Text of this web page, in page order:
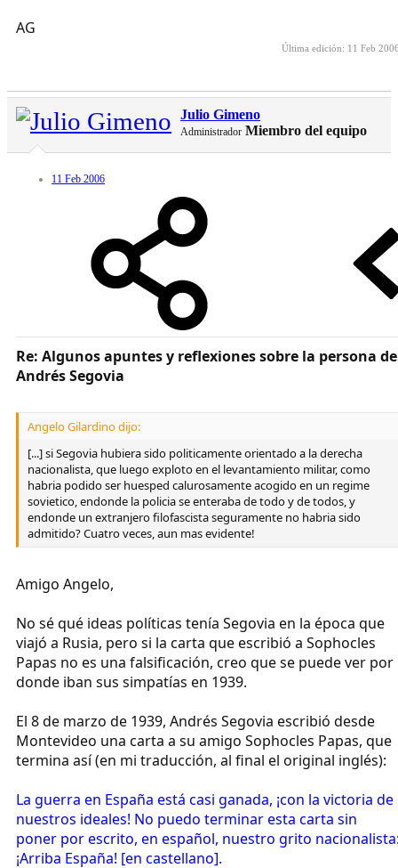
AG
Última edición: 11 Feb
Julio Gimeno
Administrador Miembro del equipo
11 Feb 2006
Re: Algunos apuntes y reflexiones sobre la persona de
Andrés Segovia
Angelo Gilardino dijo:
[...] si Segovia hubiera sido politicamente orientado a la derecha
nacionalista, que luego exploto en el levantamiento militar, como
habria podido ser huesped calurosamente acogido en un regime
sovietico, endonde la policia se enteraba de todo y de todos, y
endonde un extranjero filofascista seguramente no habria sido
admitido? Cuatro veces, aun mas evidente!
Amigo Angelo,
No sé qué ideas políticas tenía Segovia en la época que
viajó a Rusia, pero si la carta que escribió a Sophocles
Papas no es una falsificación, creo que se puede ver por
donde iban sus simpatías en 1939.
El 8 de marzo de 1939, Andrés Segovia escribió desde
Montevideo una carta a su amigo Sophocles Papas, que
termina así (en mi traducción, al final el original inglés):
La guerra en España está casi ganada, ¡con la victoria de
nuestros ideales! No puedo terminar esta carta sin
poner por escrito, en español, nuestro grito
¡Arriba España! [en castellano].